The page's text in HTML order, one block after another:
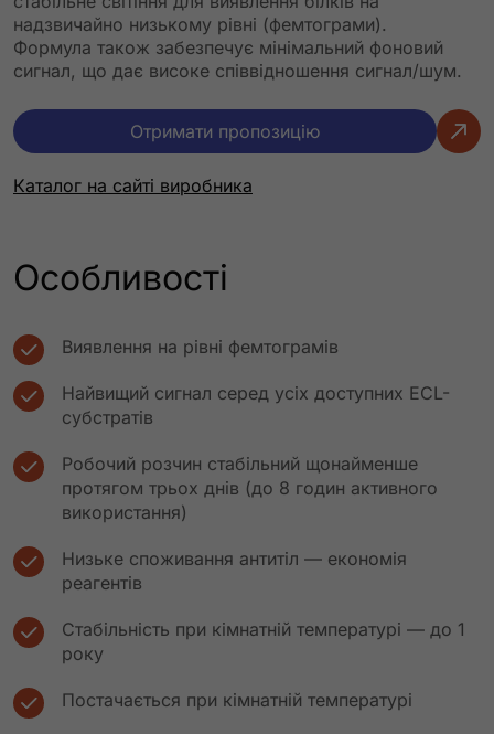
надзвичайно низькому рівні (фемтограми).
Формула також забезпечує мінімальний фоновий
сигнал, що дає високе співвідношення сигнал/шум.
Отримати пропозицію
Каталог на сайті виробника
Особливості
Виявлення на рівні фемтограмів
Найвищий сигнал серед усіх доступних ECL-
субстратів
Робочий розчин стабільний щонайменше
протягом трьох днів (до 8 годин активного
використання)
Низьке споживання антитіл — економія
реагентів
Стабільність при кімнатній температурі — до 1
року
Постачається при кімнатній температурі